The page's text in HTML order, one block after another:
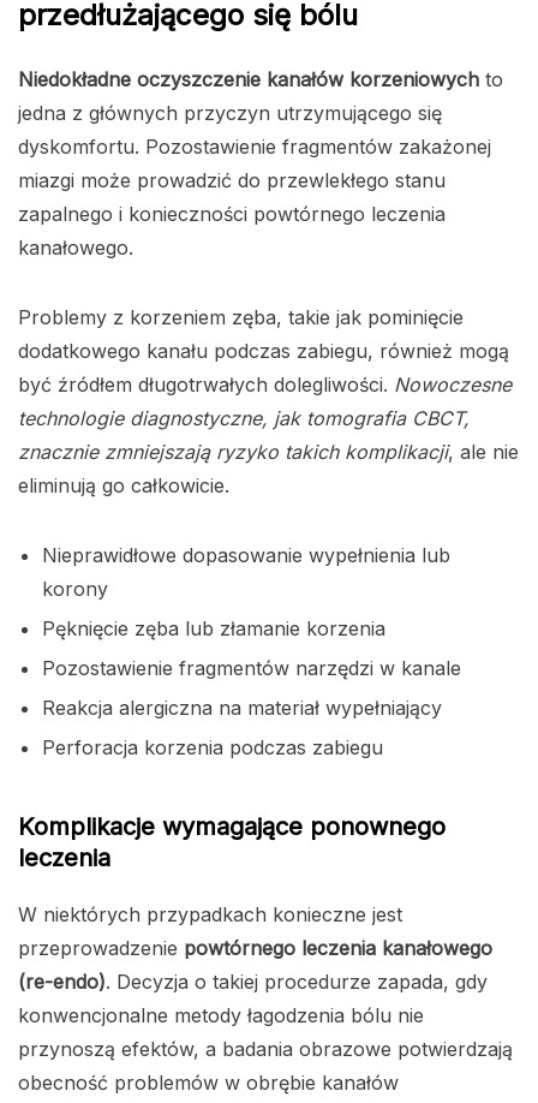
przedłużającego się bólu
Niedokładne oczyszczenie kanałów korzeniowych to
jedna z głównych przyczyn utrzymującego się
dyskomfortu. Pozostawienie fragmentów zakażonej
miazgi może prowadzić do przewlekłego stanu
zapalnego i konieczności powtórnego leczenia
kanałowego.
Problemy z korzeniem zęba, takie jak pominięcie
dodatkowego kanału podczas zabiegu, również mogą
być źródłem długotrwałych dolegliwości. Nowoczesne
technologie diagnostyczne, jak tomografia CBCT,
znacznie zmniejszają ryzyko takich komplikacji, ale nie
eliminują go całkowicie.
Nieprawidłowe dopasowanie wypełnienia lub
korony
Pęknięcie zęba lub złamanie korzenia
Pozostawienie fragmentów narzędzi w kanale
Reakcja alergiczna na materiał wypełniający
Perforacja korzenia podczas zabiegu
Komplikacje wymagające ponownego
leczenia
W niektórych przypadkach konieczne jest
przeprowadzenie powtórnego leczenia kanałowego
(re-endo). Decyzja o takiej procedurze zapada, gdy
konwencjonalne metody łagodzenia bólu nie
przynoszą efektów, a badania obrazowe potwierdzają
obecność problemów w obrębie kanałów